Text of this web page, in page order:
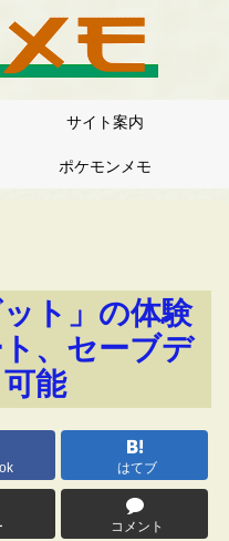
サイト案内
ポケモンメモ
ト」の体験
、セーブデ
能
はてブ
コメント